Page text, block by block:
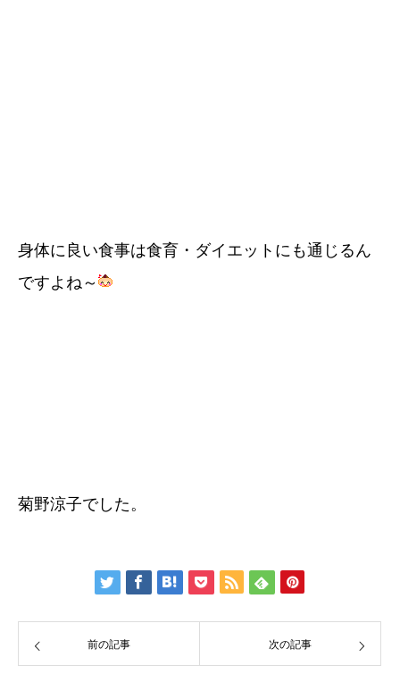
身体に良い食事は食育・ダイエットにも通じるん
ですよね～
菊野涼子でした。
前の記事 次の記事